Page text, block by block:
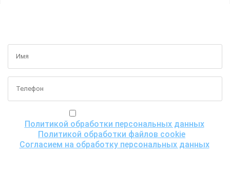
Политикой обработки персональных данных,
Политикой обработки файлов cookie
Согласием на обработку персональных данных,